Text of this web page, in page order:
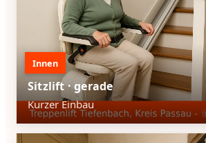
Innen
Sitzlift · gerade
Kurzer Einbau